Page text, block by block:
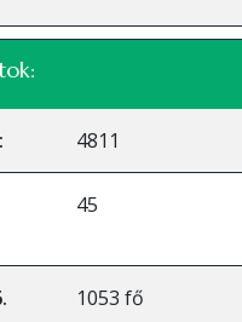
4811
45
1053 fő